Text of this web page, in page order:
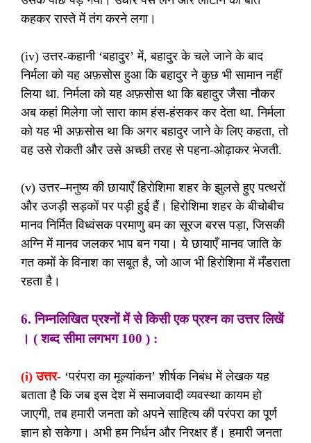
कहकर रास्ते में तंग करने लगा।
(iv) उत्तर-कहानी ‘बहादुर’ में, बहादुर के चले जाने के बाद
निर्मला को यह अफ़सोस हुआ कि बहादुर ने कुछ भी सामान नहीं
लिया था. निर्मला को यह अफ़सोस था कि बहादुर जैसा नौकर
अब कहां मिलेगा जो सारा काम हंस-हंसकर कर देता था. निर्मला
को यह भी अफ़सोस था कि अगर बहादुर जाने के लिए कहता, तो
वह उसे रोकती और उसे अच्छी तरह से पहना-ओढ़ाकर भेजती.
(v) उत्तर–मनुष्य की छायाएँ हिरोशिमा शहर के झुलसे हुए पत्थरों
और उजड़ी सड़कों पर पड़ी हुई हैं। हिरोशिमा शहर के बीचोबीच
मानव निर्मित विध्वंसक परमाणु बम का सूरज बरस पड़ा, जिसकी
अग्नि में मानव जलकर भाप बन गया। ये छायाएँ मानव जाति के
गत कमों के विनाश का सबूत है, जो आज भी हिरोशिमा में मँडराता
रहता है।
6. निम्नलिखित प्रश्नों में से किसी एक प्रश्न का उत्तर लिखें
। ( शब्द सीमा लगभग 100 ) :
(i) उत्तर- ‘परंपरा का मूल्यांकन’ शीर्षक निबंध में लेखक यह
बताता है कि जब इस देश में समाजवादी व्यवस्था कायम हो
जाएगी, तब हमारी जनता को अपने साहित्य की परंपरा का पूर्ण
ज्ञान हो सकेगा। अभी हम निर्धन और निरक्षर हैं। हमारी जनता